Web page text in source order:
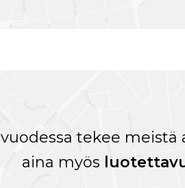
vuodessa tekee
aina myös